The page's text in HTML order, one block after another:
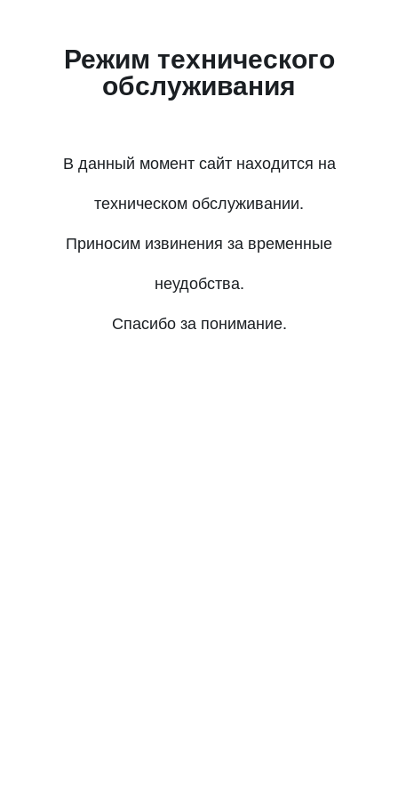
Режим технического
обслуживания
В данный момент сайт находится на
техническом обслуживании.
Приносим извинения за временные
неудобства.
Спасибо за понимание.